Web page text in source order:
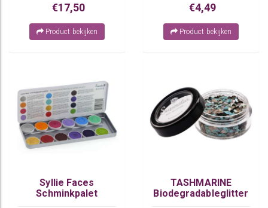
€17,50
Product bekijken
€4,49
Product bekijken
Syllie Faces
Schminkpalet
TASHMARINE
Biodegradableglitter